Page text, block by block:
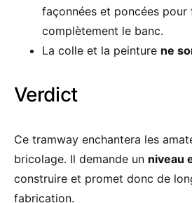
façonnées et poncées pour
complètement le banc.
La colle et la peinture ne
Verdict
Ce tramway enchantera les
bricolage. Il demande un niveau
construire et promet donc de
fabrication.